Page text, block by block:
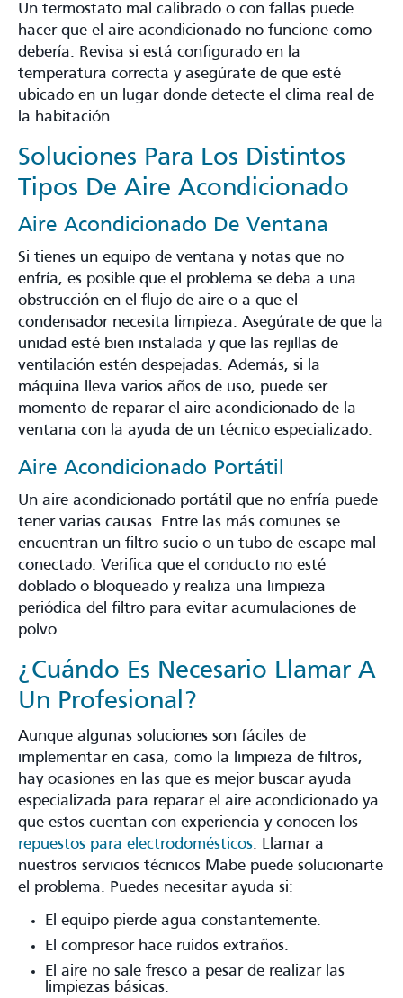
Un termostato mal calibrado o con fallas puede
hacer que el aire acondicionado no funcione como
debería. Revisa si está configurado en la
temperatura correcta y asegúrate de que esté
ubicado en un lugar donde detecte el clima real de
la habitación.
Soluciones Para Los Distintos
Tipos De Aire Acondicionado
Aire Acondicionado De Ventana
Si tienes un equipo de ventana y notas que no
enfría, es posible que el problema se deba a una
obstrucción en el flujo de aire o a que el
condensador necesita limpieza. Asegúrate de que la
unidad esté bien instalada y que las rejillas de
ventilación estén despejadas. Además, si la
máquina lleva varios años de uso, puede ser
momento de reparar el aire acondicionado de la
ventana con la ayuda de un técnico especializado.
Aire Acondicionado Portátil
Un aire acondicionado portátil que no enfría puede
tener varias causas. Entre las más comunes se
encuentran un filtro sucio o un tubo de escape mal
conectado. Verifica que el conducto no esté
doblado o bloqueado y realiza una limpieza
periódica del filtro para evitar acumulaciones de
polvo.
¿Cuándo Es Necesario Llamar A
Un Profesional?
Aunque algunas soluciones son fáciles de
implementar en casa, como la limpieza de filtros,
hay ocasiones en las que es mejor buscar ayuda
especializada para reparar el aire acondicionado ya
que estos cuentan con experiencia y conocen los
repuestos para electrodomésticos. Llamar a
nuestros servicios técnicos Mabe puede solucionarte
el problema. Puedes necesitar ayuda si:
El equipo pierde agua constantemente.
El compresor hace ruidos extraños.
El aire no sale fresco a pesar de realizar las
limpiezas básicas.